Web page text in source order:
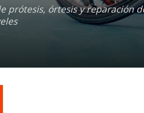
prótesis, órtesis y reparación